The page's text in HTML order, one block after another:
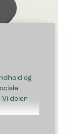
og
deler
sociale